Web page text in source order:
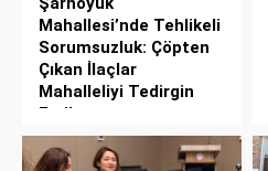
Mahallesi’nde Tehlikeli
Sorumsuzluk: Çöpten
Çıkan İlaçlar
Mahalleliyi Tedirgin
Etti!